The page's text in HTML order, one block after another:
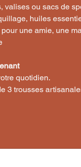
valises ou sacs de
huiles
une amie, une
quotidien.
3 trousses